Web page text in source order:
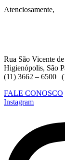
Atenciosamente,
Rua São Vicente
Higienópolis, São
(11) 3662 – 6500 |
FALE CONOSCO
Instagram